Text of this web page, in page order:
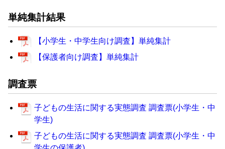
単純集計結果
【小学生・中学生向け調査】単純集計
【保護者向け調査】単純集計
調査票
子どもの生活に関する実態調査 調査票(小学生・中
学生)
子どもの生活に関する実態調査 調査票(小学生・中